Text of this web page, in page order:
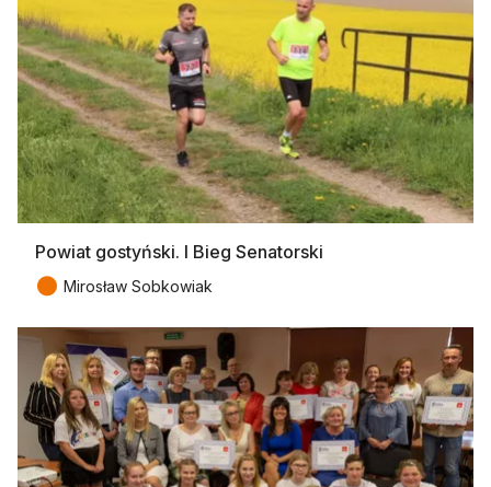
Powiat gostyński. I Bieg Senatorski
● Mirosław Sobkowiak